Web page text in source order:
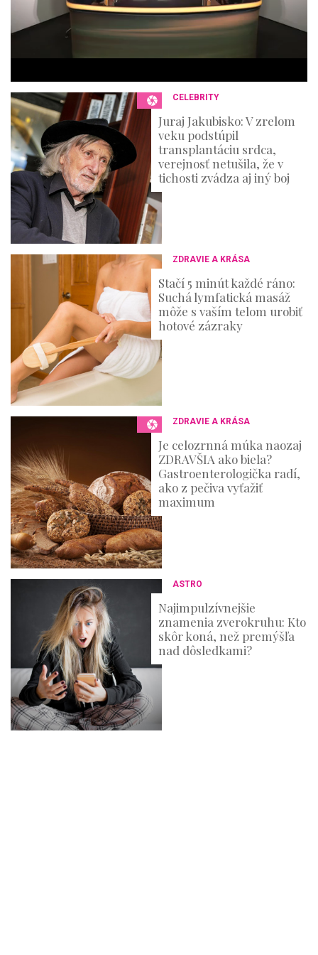
6
d
s
CELEBRITY
Juraj Jakubisko: V zrelom
veku podstúpil
transplantáciu srdca,
verejnosť netušila, že v
tichosti zvádza aj iný boj
ZDRAVIE A KRÁSA
Stačí 5 minút každé ráno:
Suchá lymfatická masáž
môže s vaším telom urobiť
hotové zázraky
ZDRAVIE A KRÁSA
Je celozrnná múka naozaj
ZDRAVŠIA ako biela?
Gastroenterologička radí,
ako z pečiva vyťažiť
maximum
ASTRO
Najimpulzívnejšie
znamenia zverokruhu: Kto
skôr koná, než premýšľa
nad dôsledkami?